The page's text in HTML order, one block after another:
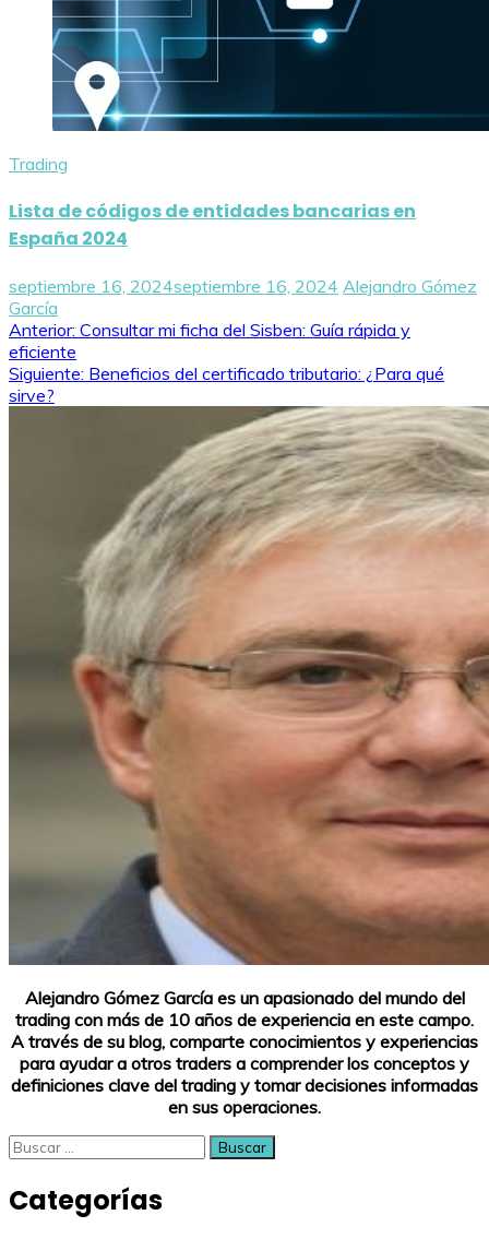
Trading
Lista de códigos de entidades bancarias en
España 2024
septiembre 16, 2024septiembre 16, 2024 Alejandro Gómez
García
Navegación
de
entradas
Anterior: Consultar mi ficha del Sisben: Guía rápida y
eficiente
Siguiente: Beneficios del certificado tributario: ¿Para qué
sirve?
Alejandro Gómez García es un apasionado del mundo del
trading con más de 10 años de experiencia en este campo.
A través de su blog, comparte conocimientos y experiencias
para ayudar a otros traders a comprender los conceptos y
definiciones clave del trading y tomar decisiones informadas
en sus operaciones.
Buscar:
Categorías